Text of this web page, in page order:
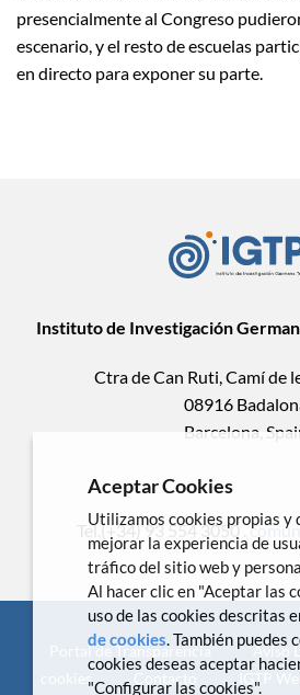
presencialmente al Congreso
escenario, y el resto de escuelas
en directo para exponer su parte.
Instituto de Investigación
Ctra de Can Ruti, Camí de
08916
Barcelona,
Tel.(+34) 93 554 3050 .
Portal de Transparencia Aviso
cookies
Contacto IGTP
Aceptar Cookies
Utilizamos cookies propias y
mejorar la experiencia de
tráfico del sitio web y
Al hacer clic en "Aceptar las
uso de las cookies descritas
de cookies. También puedes
cookies deseas aceptar
"Configurar las cookies".